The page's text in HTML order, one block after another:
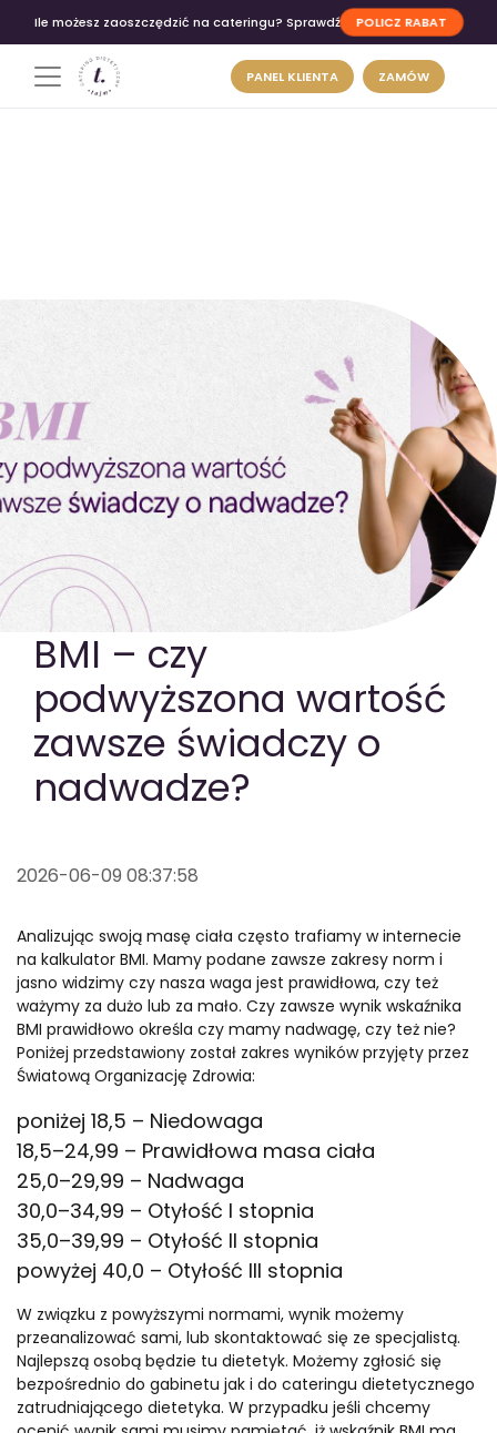
Ile możesz zaoszczędzić na cateringu? Sprawdź POLICZ RABAT
PANEL KLIENTA ZAMÓW
GOTOWA DIETA PAKIETY MEDYCZNE
BMI – czy
podwyższona wartość
zawsze świadczy o
nadwadze?
2026-06-09 08:37:58
Analizując swoją masę ciała często trafiamy w internecie
na kalkulator BMI. Mamy podane zawsze zakresy norm i
jasno widzimy czy nasza waga jest prawidłowa, czy też
ważymy za dużo lub za mało. Czy zawsze wynik wskaźnika
BMI prawidłowo określa czy mamy nadwagę, czy też nie?
Poniżej przedstawiony został zakres wyników przyjęty przez
Światową Organizację Zdrowia:
poniżej 18,5 – Niedowaga
18,5–24,99 – Prawidłowa masa ciała
25,0–29,99 – Nadwaga
30,0–34,99 – Otyłość I stopnia
35,0–39,99 – Otyłość II stopnia
powyżej 40,0 – Otyłość III stopnia
W związku z powyższymi normami, wynik możemy
przeanalizować sami, lub skontaktować się ze specjalistą.
Najlepszą osobą będzie tu dietetyk. Możemy zgłosić się
bezpośrednio do gabinetu jak i do cateringu dietetycznego
zatrudniającego dietetyka. W przypadku jeśli chcemy